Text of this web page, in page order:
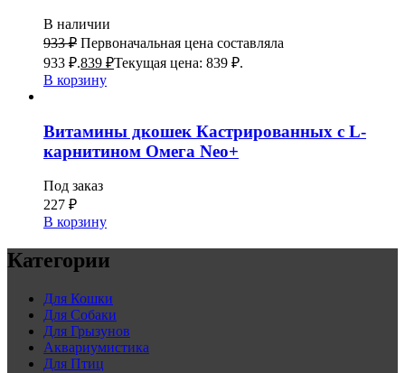
В наличии
933₽ Первоначальная цена составляла
933 ₽.839 ₽Текущая цена: 839 ₽.
В корзину
Витамины дкошек Кастрированных с L-
карнитином Омега Neo+
Под заказ
227 ₽
В корзину
Категории
Для Кошки
Для Собаки
Для Грызунов
Аквариумистика
Для Птиц